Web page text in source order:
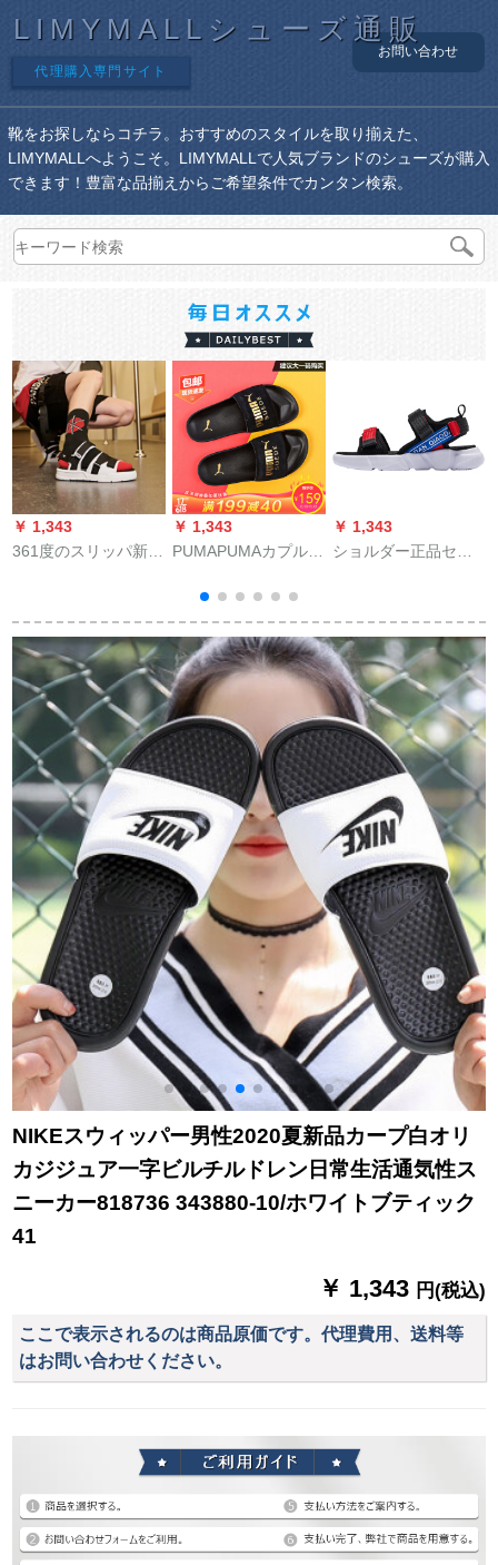
LIMYMALLシューズ通販
代理購入専門サイト
お問い合わせ
靴をお探しならコチラ。おすすめのスタイルを取り揃えた、
LIMYMALLへようこそ。LIMYMALLで人気ブランドのシューズが購入
できます！豊富な品揃えからご希望条件でカンタン検索。
￥ 1,343
361度のスリッパ新品
白/曜石黒40
￥ 1,343
PUMAPUMAカプルの
トトト36575801 QC
3722771黒+ゴ-ルド
+ホワイト39
￥ 1,343
ショルダー正品セイ
イダー止めスポ男子
供靴マジショッピン
グバッグバッグバッ
グバッグバッグブラ
ック/オーロラドレッ
ド35ヤ/22 cm
NIKEスウィッパー男性2020夏新品カープ白オリ
カジジュア一字ビルチルドレン日常生活通気性ス
ニーカー818736 343880-10/ホワイトブティック
41
￥ 1,343 円(税込)
ここで表示されるのは商品原価です。代理費用、送料等
はお問い合わせください。